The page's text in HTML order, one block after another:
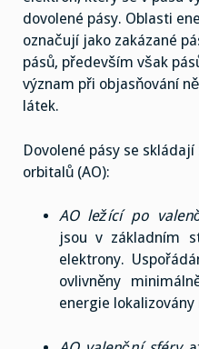
dovolené pásy. Oblasti
označují jako zakázané
pásů, především však
význam při objasňování
látek.
Dovolené pásy se
orbitalů (AO):
AO ležící po
jsou v základním
elektrony.
ovlivněny
energie